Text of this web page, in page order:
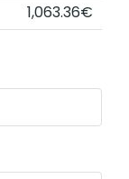
1,063.36€